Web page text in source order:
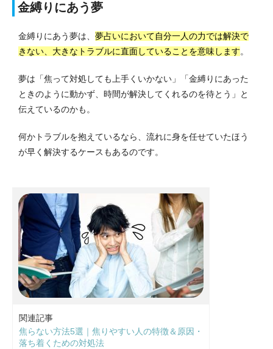
金縛りにあう夢
金縛りにあう夢は、 夢占いにおいて自分一人の力では解決で
きない、大きなトラブルに直面していることを意味します。
夢は「焦って対処しても上手くいかない」「金縛りにあった
ときのように動かず、時間が解決してくれるのを待とう」と
伝えているのかも。
何かトラブルを抱えているなら、流れに身を任せていたほう
が早く解決するケースもあるのです。
関連記事
焦らない方法5選｜焦りやすい人の特徴＆原因・
落ち着くための対処法